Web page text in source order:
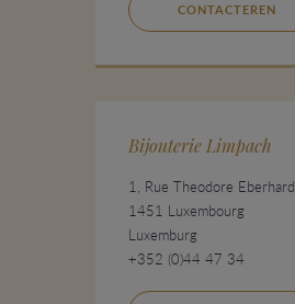
CONTACTEREN
Bijouterie Limpach
1, Rue Theodore Eberhard
1451 Luxembourg
Luxemburg
+352 (0)44 47 34